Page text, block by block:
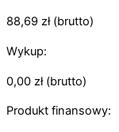
88,69 zł(brutto)
Wykup:
0,00 zł(brutto)
Produkt finansowy: